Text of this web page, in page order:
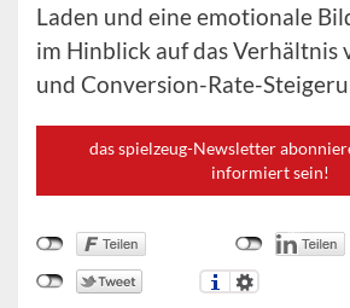
Laden und eine emotionale
im Hinblick auf das Verhältnis
und Conversion-Rate-
das spielzeug-Newsletter
informiert sein!